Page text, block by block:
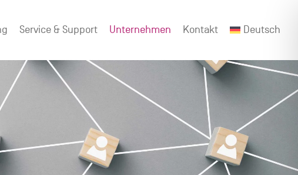
Service & Support Unternehmen Kontakt Deutsch